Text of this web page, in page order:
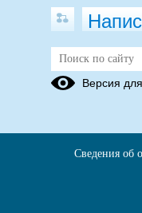
Внимание,
В Верхней и Нижней
мероприятие
Весенние каникулы
и дети,
Версия
Сведения об